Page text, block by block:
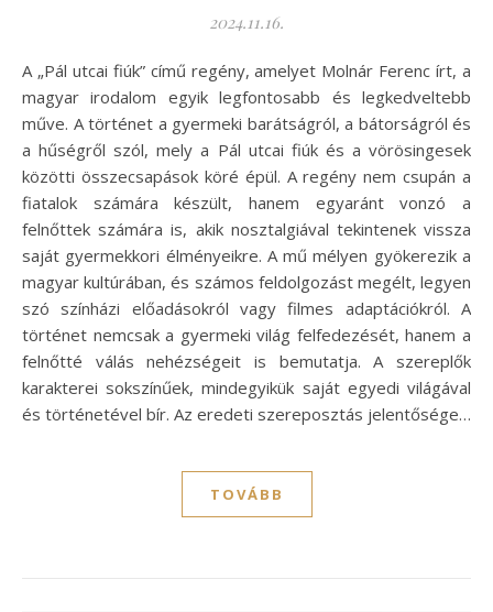
2024.11.16.
A „Pál utcai fiúk” című regény, amelyet Molnár Ferenc írt, a
magyar irodalom egyik legfontosabb és legkedveltebb
műve. A történet a gyermeki barátságról, a bátorságról és
a hűségről szól, mely a Pál utcai fiúk és a vörösingesek
közötti összecsapások köré épül. A regény nem csupán a
fiatalok számára készült, hanem egyaránt vonzó a
felnőttek számára is, akik nosztalgiával tekintenek vissza
saját gyermekkori élményeikre. A mű mélyen gyökerezik a
magyar kultúrában, és számos feldolgozást megélt, legyen
szó színházi előadásokról vagy filmes adaptációkról. A
történet nemcsak a gyermeki világ felfedezését, hanem a
felnőtté válás nehézségeit is bemutatja. A szereplők
karakterei sokszínűek, mindegyikük saját egyedi világával
és történetével bír. Az eredeti szereposztás jelentősége…
TOVÁBB